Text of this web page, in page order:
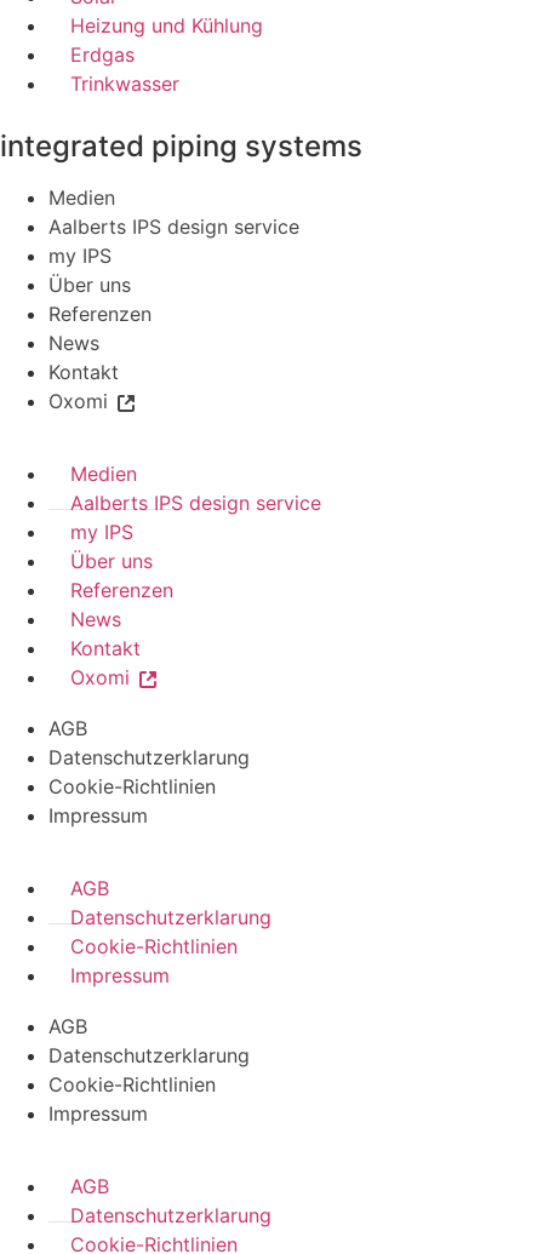
Heizung und Kühlung
Erdgas
Trinkwasser
integrated piping systems
Medien
Aalberts IPS design service
my IPS
Über uns
Referenzen
News
Kontakt
Oxomi
Medien
Aalberts IPS design service
my IPS
Über uns
Referenzen
News
Kontakt
Oxomi
AGB
Datenschutzerklarung
Cookie-Richtlinien
Impressum
AGB
Datenschutzerklarung
Cookie-Richtlinien
Impressum
AGB
Datenschutzerklarung
Cookie-Richtlinien
Impressum
AGB
Datenschutzerklarung
Cookie-Richtlinien